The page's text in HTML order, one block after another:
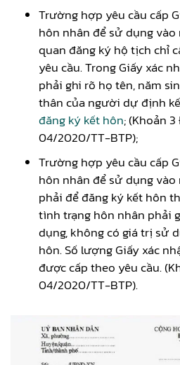
Trường hợp yêu cầu cấp
hôn nhân để sử dụng
quan đăng ký hộ tịch chỉ
yêu cầu. Trong Giấy xác
phải ghi rõ họ tên, năm
thân của người dự định
đăng ký kết hôn; (Khoản
04/2020/TT-BTP);
Trường hợp yêu cầu cấp
hôn nhân để sử dụng
phải để đăng ký kết hôn
tình trạng hôn nhân phải
dụng, không có giá trị sử
hôn. Số lượng Giấy xác
được cấp theo yêu cầu.
04/2020/TT-BTP).